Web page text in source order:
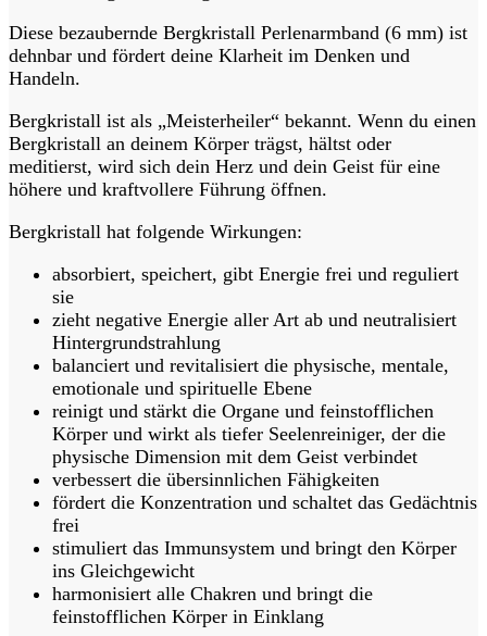
Diese bezaubernde Bergkristall Perlenarmband (6 mm) ist
dehnbar und fördert deine Klarheit im Denken und
Handeln.
Bergkristall ist als „Meisterheiler“ bekannt. Wenn du einen
Bergkristall an deinem Körper trägst, hältst oder
meditierst, wird sich dein Herz und dein Geist für eine
höhere und kraftvollere Führung öffnen.
Bergkristall hat folgende Wirkungen:
absorbiert, speichert, gibt Energie frei und reguliert
sie
zieht negative Energie aller Art ab und neutralisiert
Hintergrundstrahlung
balanciert und revitalisiert die physische, mentale,
emotionale und spirituelle Ebene
reinigt und stärkt die Organe und feinstofflichen
Körper und wirkt als tiefer Seelenreiniger, der die
physische Dimension mit dem Geist verbindet
verbessert die übersinnlichen Fähigkeiten
fördert die Konzentration und schaltet das Gedächtnis
frei
stimuliert das Immunsystem und bringt den Körper
ins Gleichgewicht
harmonisiert alle Chakren und bringt die
feinstofflichen Körper in Einklang